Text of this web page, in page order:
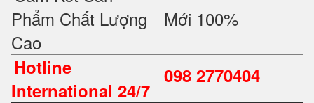
Phẩm Chất Lượng
Cao
Mới 100%
Hotline
International 24/7
098 2770404